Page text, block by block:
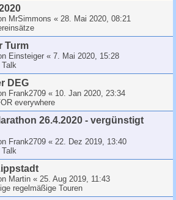
MrSimmons « 28. Mai 2020, 08:21
Turm
Einsteiger « 7. Mai 2020, 15:28
DEG
Frank2709 « 10. Jan 2020, 23:34
everywhere
26.4.2020 - vergünstigt
Frank2709 « 22. Dez 2019, 13:40
Martin « 25. Aug 2019, 11:43
regelmäßige Touren